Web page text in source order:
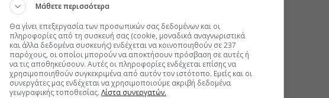
Μάθετε περισσότερα
Θα γίνει επεξεργασία των προσωπικών σας δεδομένων και οι
πληροφορίες από τη συσκευή σας (cookie, μοναδικά αναγνωριστικά
και άλλα δεδομένα συσκευής) ενδέχεται να κοινοποιηθούν σε 237
παρόχους, οι οποίοι μπορούν να αποκτήσουν πρόσβαση σε αυτές ή
να τις αποθηκεύσουν. Αυτές οι πληροφορίες ενδέχεται επίσης να
χρησιμοποιηθούν συγκεκριμένα από αυτόν τον ιστότοπο. Εμείς και οι
συνεργάτες μας ενδέχεται να χρησιμοποιούμε ακριβή δεδομένα
γεωγραφικής τοποθεσίας. Λίστα συνεργατών.